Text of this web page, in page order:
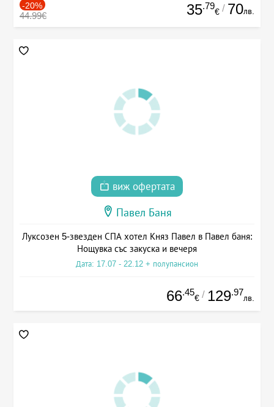
-20%
44.99€ 35.79
€ / 70лв.
виж офертата
Павел Баня
Луксозен 5-звезден СПА хотел Княз Павел в Павел баня:
Нощувка със закуска и вечеря
Дата: 17.07 - 22.12 + полупансион
66.45
€ / 129.97
лв.